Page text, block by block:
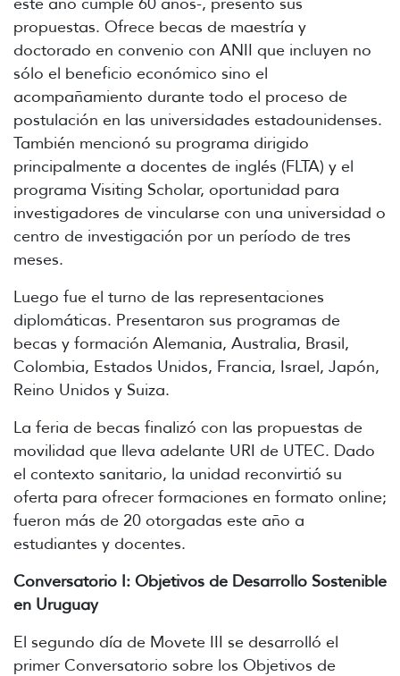
propuestas. Ofrece becas de maestría y
doctorado en convenio con ANII que incluyen no
sólo el beneficio económico sino el
acompañamiento durante todo el proceso de
postulación en las universidades estadounidenses.
También mencionó su programa dirigido
principalmente a docentes de inglés (FLTA) y el
programa Visiting Scholar, oportunidad para
investigadores de vincularse con una universidad o
centro de investigación por un período de tres
meses.
Luego fue el turno de las representaciones
diplomáticas. Presentaron sus programas de
becas y formación Alemania, Australia, Brasil,
Colombia, Estados Unidos, Francia, Israel, Japón,
Reino Unidos y Suiza.
La feria de becas finalizó con las propuestas de
movilidad que lleva adelante URI de UTEC. Dado
el contexto sanitario, la unidad reconvirtió su
oferta para ofrecer formaciones en formato online;
fueron más de 20 otorgadas este año a
estudiantes y docentes.
Conversatorio I: Objetivos de Desarrollo Sostenible
en Uruguay
El segundo día de Movete III se desarrolló el
primer Conversatorio sobre los Objetivos de